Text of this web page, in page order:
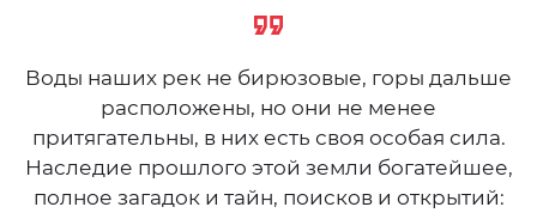
Воды наших рек не бирюзовые, горы дальше
расположены, но они не менее
притягательны, в них есть своя особая сила.
Наследие прошлого этой земли богатейшее,
полное загадок и тайн, поисков и открытий: